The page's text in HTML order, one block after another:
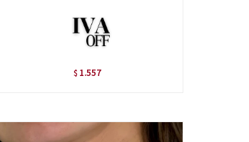
$ 1.557